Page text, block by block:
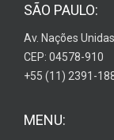
SÃO PAULO:
Av. Nações
CEP: 04578-910
+55 (11) 2391-
MENU: